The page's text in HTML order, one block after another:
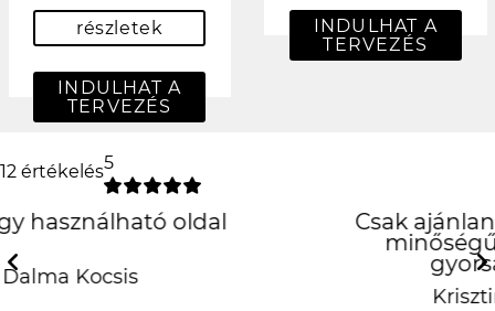
részletek
INDULHAT A
TERVEZÉS
INDULHAT A
TERVEZÉS
12 értékelés5
Csak ajánlani tudom! Precíz munka, jó
minőségű tok! És mindez szuper
gyorsan! Köszönöm!!! ❤️
Previous